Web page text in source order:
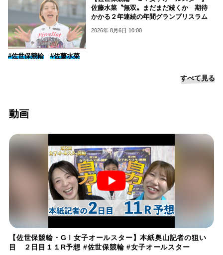
佐藤水菜〝無双〟まだまだ続くか 期待
かかる２年連続の年間グランプリスラム
2026年 8月6日 10:00
#佐世保競輪 #佐藤水菜
すべて見る
動画
【佐世保競輪・GⅠ女子オールスター】本紙奥山記者の狙い
目 ２日目１１R予想 #佐世保競輪 #女子オールスター